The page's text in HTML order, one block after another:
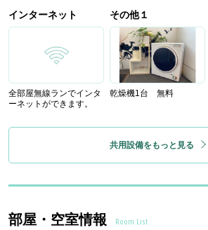
インターネット
全部屋無線ランでインタ
ーネットができます。
その他１
乾燥機1台 無料
共用設備をもっと見る
部屋・空室情報 Room List